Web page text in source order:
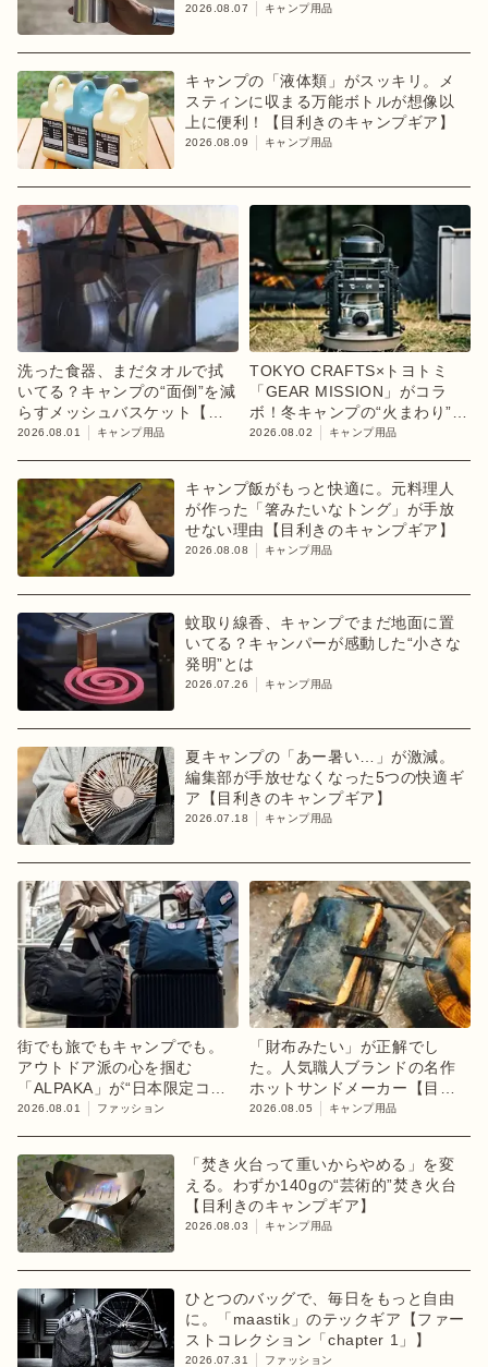
2026.08.07 キャンプ用品
キャンプの「液体類」がスッキリ。メ
スティンに収まる万能ボトルが想像以
上に便利！【目利きのキャンプギア】
2026.08.09 キャンプ用品
洗った食器、まだタオルで拭
いてる？キャンプの“面倒”を減
らすメッシュバスケット【目
利きのキャンプギア】
2026.08.01 キャンプ用品
TOKYO CRAFTS×トヨトミ
「GEAR MISSION」がコラ
ボ！冬キャンプの“火まわり”を
担う限定K3クッキングストー
2026.08.02 キャンプ用品
キャンプ飯がもっと快適に。元料理人
が作った「箸みたいなトング」が手放
せない理由【目利きのキャンプギア】
2026.08.08 キャンプ用品
蚊取り線香、キャンプでまだ地面に置
いてる？キャンパーが感動した“小さな
発明”とは
2026.07.26 キャンプ用品
夏キャンプの「あー暑い…」が激減。
編集部が手放せなくなった5つの快適ギ
ア【目利きのキャンプギア】
2026.07.18 キャンプ用品
街でも旅でもキャンプでも。
アウトドア派の心を掴む
「ALPAKA」が“日本限定コレ
クション”第3弾を発売
2026.08.01 ファッション
「財布みたい」が正解でし
た。人気職人ブランドの名作
ホットサンドメーカー【目利
きのキャンプギア】
2026.08.05 キャンプ用品
「焚き火台って重いからやめる」を変
える。わずか140gの“芸術的”焚き火台
【目利きのキャンプギア】
2026.08.03 キャンプ用品
ひとつのバッグで、毎日をもっと自由
に。「maastik」のテックギア【ファー
ストコレクション「chapter 1」】
2026.07.31 ファッション